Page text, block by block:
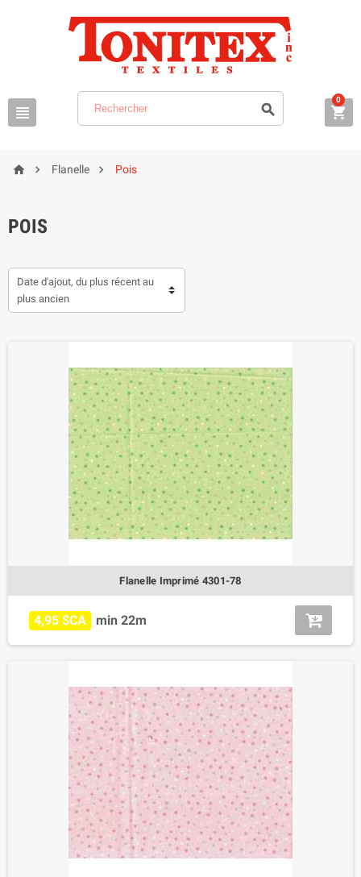
  
0
  Flanelle  Pois
POIS
Date d'ajout, du plus récent au
plus ancien
Flanelle Imprimé 4301-78
4,95 $CA min 22m